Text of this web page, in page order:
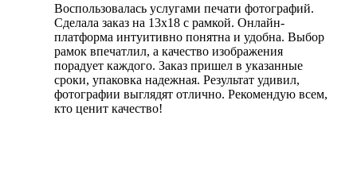
Воспользовалась услугами печати фотографий.
Сделала заказ на 13х18 с рамкой. Онлайн-
платформа интуитивно понятна и удобна. Выбор
рамок впечатлил, а качество изображения
порадует каждого. Заказ пришел в указанные
сроки, упаковка надежная. Результат удивил,
фотографии выглядят отлично. Рекомендую всем,
кто ценит качество!